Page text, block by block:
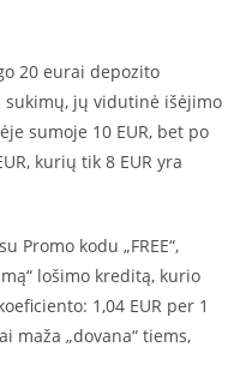
20 eurai depozito
sukimų, jų vidutinė išėjimo
sumoje 10 EUR, bet po
kurių tik 8 EUR yra
Promo kodu „FREE“,
lošimo kreditą, kurio
1,04 EUR per 1
maža „dovana“ tiems,